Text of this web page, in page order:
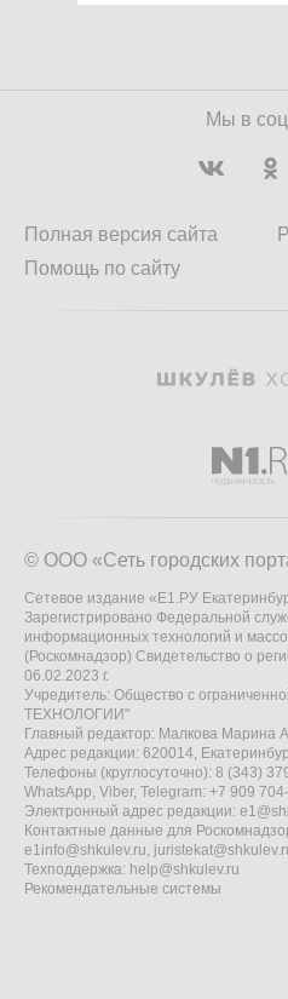
Мы в
Полная версия сайта
Помощь по сайту
© ООО «Сеть городских
Сетевое издание «Е1.РУ
Зарегистрировано Федеральной
информационных технологий и
(Роскомнадзор) Свидетельство о
06.02.2023 г.
Учредитель: Общество с
ТЕХНОЛОГИИ"
Главный редактор: Малкова Марина
Адрес редакции: 620014,
Телефоны (круглосуточно): 8 (343)
WhatsApp, Viber, Telegram: +7 909
Электронный адрес редакции:
Контактные данные для
e1info@shkulev.ru,
Техподдержка: help@shkulev.ru
Рекомендательные системы